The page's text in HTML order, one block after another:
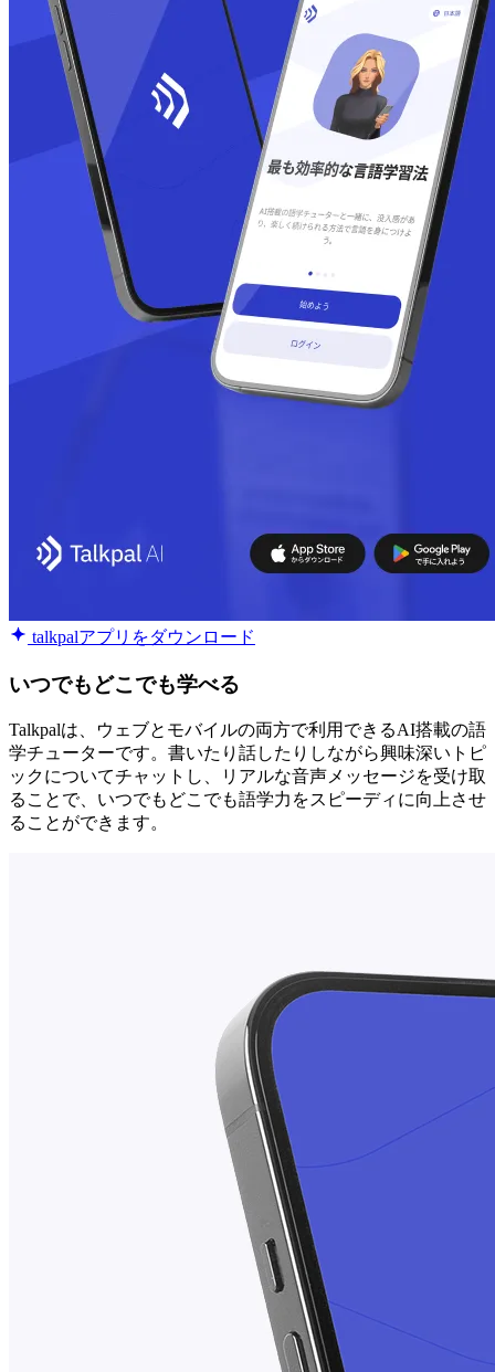
talkpalアプリをダウンロード
いつでもどこでも学べる
Talkpalは、ウェブとモバイルの両方で利用できるAI搭載の語
学チューターです。書いたり話したりしながら興味深いトピ
ックについてチャットし、リアルな音声メッセージを受け取
ることで、いつでもどこでも語学力をスピーディに向上させ
ることができます。